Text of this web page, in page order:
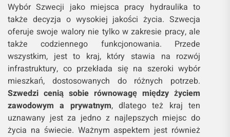
Wybór Szwecji jako miejsca pracy hydraulika to
także decyzja o wysokiej jakości życia. Szwecja
oferuje swoje walory nie tylko w zakresie pracy, ale
także codziennego funkcjonowania. Przede
wszystkim, jest to kraj, który stawia na rozwój
infrastruktury, co przekłada się na szeroki wybór
mieszkań, dostosowanych do różnych potrzeb.
Szwedzi cenią sobie równowagę między życiem
zawodowym a prywatnym, dlatego też kraj ten
uznawany jest za jedno z najlepszych miejsc do
życia na świecie. Ważnym aspektem jest również